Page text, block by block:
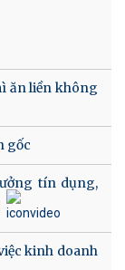
ăn liền không
gốc
tín dụng,
kinh doanh